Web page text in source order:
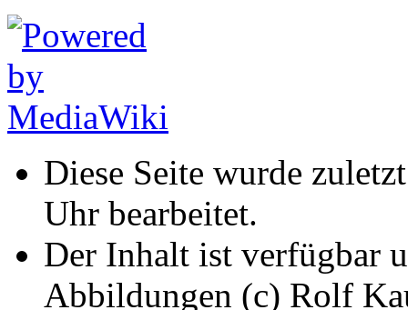
Diese Seite wurde
Uhr bearbeitet.
Der Inhalt ist verfügbar
Abbildungen (c) Rolf